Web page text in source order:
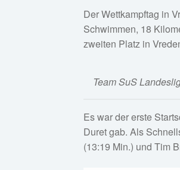
Der Wettkampftag in
Schwimmen, 18
zweiten Platz in
Team SuS
Es war der erste
Duret gab. Als
(13:19 Min.) und Tim